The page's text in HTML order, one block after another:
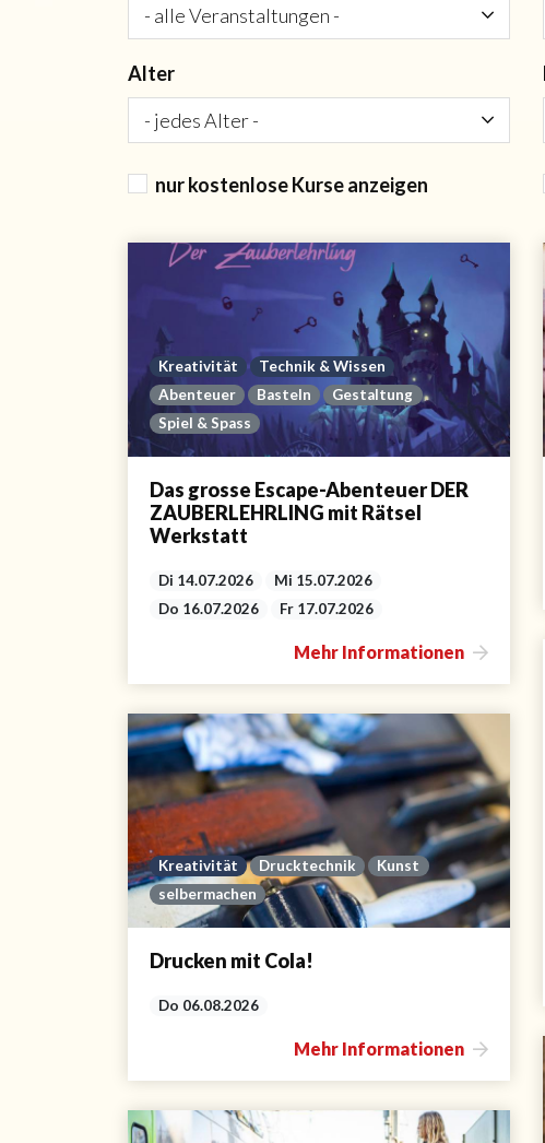
Alter
nur kostenlose Kurse anzeigen
Kreativität
Technik & Wissen
Abenteuer
Basteln
Gestaltung
Spiel & Spass
Das grosse Escape-Abenteuer DER
ZAUBERLEHRLING mit Rätsel
Werkstatt
Di 14.07.2026
Mi 15.07.2026
Do 16.07.2026
Fr 17.07.2026
Mehr Informationen
Kreativität Drucktechnik
Kunst
selbermachen
Drucken mit Cola!
Do 06.08.2026
Mehr Informationen